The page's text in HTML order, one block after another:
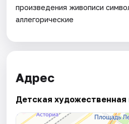
произведения живописи
аллегорические
Адрес
Детская художественная